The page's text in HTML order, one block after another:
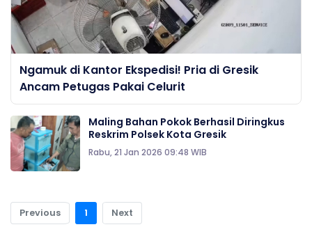
Ngamuk di Kantor Ekspedisi! Pria di Gresik
Ancam Petugas Pakai Celurit
Maling Bahan Pokok Berhasil Diringkus
Reskrim Polsek Kota Gresik
Rabu, 21 Jan 2026 09:48 WIB
Previous 1 Next